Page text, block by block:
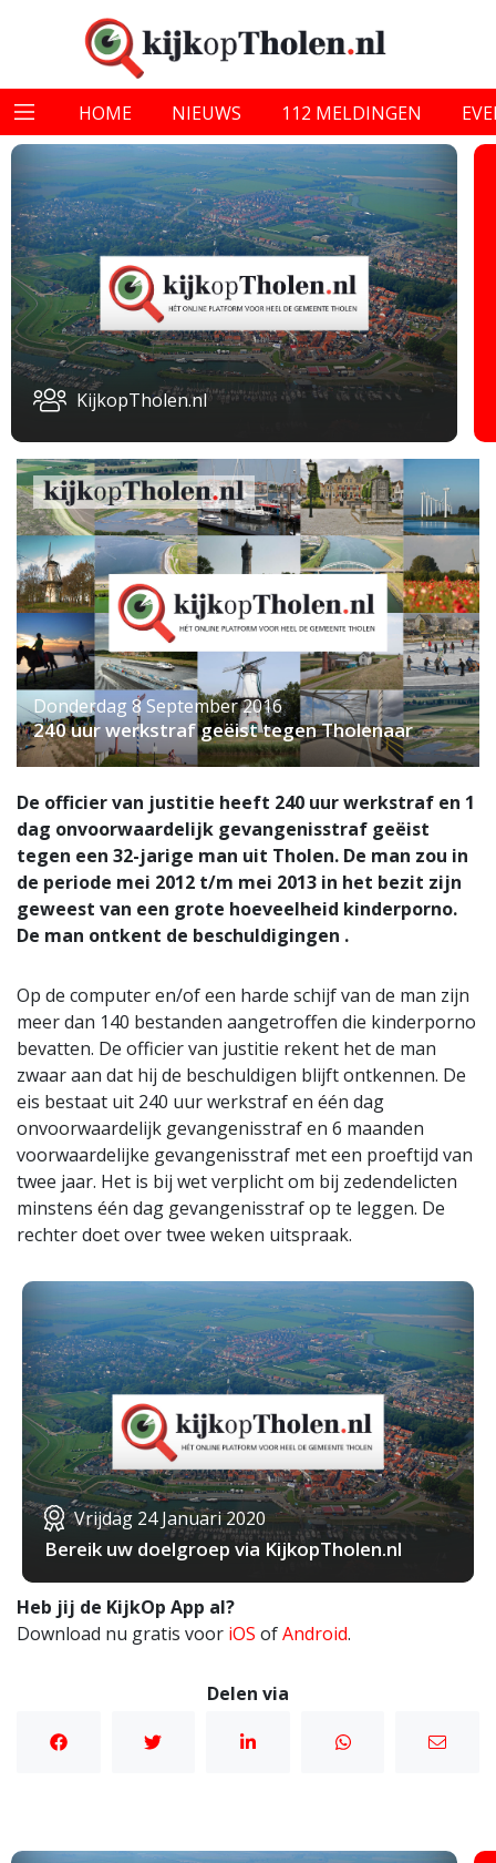
HOME NIEUWS 112 MELDINGEN
KijkopTholen.nl
Donderdag 8 September 2016
240 uur werkstraf geëist tegen Tholenaar
De officier van justitie heeft 240 uur werkstraf en 1
dag onvoorwaardelijk gevangenisstraf geëist
tegen een 32-jarige man uit Tholen. De man zou in
de periode mei 2012 t/m mei 2013 in het bezit zijn
geweest van een grote hoeveelheid kinderporno.
De man ontkent de beschuldigingen .
Op de computer en/of een harde schijf van de man zijn
meer dan 140 bestanden aangetroffen die kinderporno
bevatten. De officier van justitie rekent het de man
zwaar aan dat hij de beschuldigen blijft ontkennen. De
eis bestaat uit 240 uur werkstraf en één dag
onvoorwaardelijk gevangenisstraf en 6 maanden
voorwaardelijke gevangenisstraf met een proeftijd van
twee jaar. Het is bij wet verplicht om bij zedendelicten
minstens één dag gevangenisstraf op te leggen. De
rechter doet over twee weken uitspraak.
Vrijdag 24 Januari 2020
Bereik uw doelgroep via KijkopTholen.nl
Heb jij de KijkOp App al?
Download nu gratis voor iOS ofAndroid.
Delen via